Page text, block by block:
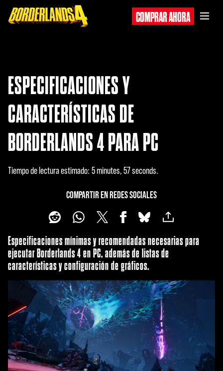
COMPRAR AHORA
ESPECIFICACIONES Y
CARACTERÍSTICAS DE
BORDERLANDS 4 PARA PC
Tiempo de lectura estimado 5 minutes, 57 seconds
COMPARTIR EN REDES SOCIALES
Especificaciones mínimas y recomendadas necesarias para
ejecutar Borderlands 4 en PC, además de listas de
características y configuración de gráficos.